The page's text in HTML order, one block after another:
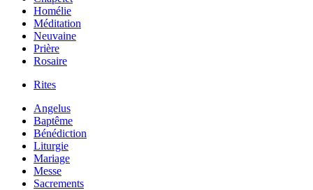
Homélie
Méditation
Neuvaine
Prière
Rosaire
Rites
Angelus
Baptême
Bénédiction
Liturgie
Mariage
Messe
Sacrements